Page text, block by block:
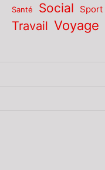
Santé Social Sport
Travail Voyage